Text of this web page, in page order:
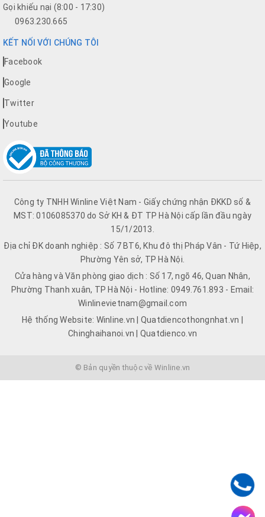
Gọi khiếu nại (8:00 - 17:30)
0963.230.665
KẾT NỐI VỚI CHÚNG TÔI
Facebook
Google
Twitter
Youtube
Công ty TNHH Winline Việt Nam - Giấy chứng nhận ĐKKD số &
MST: 0106085370 do Sở KH & ĐT TP Hà Nội cấp lần đầu ngày
15/1/2013.
Địa chỉ ĐK doanh nghiệp : Số 7 BT6, Khu đô thị Pháp Vân - Tứ Hiệp,
Phường Yên sở, TP Hà Nội.
Cửa hàng và Văn phòng giao dịch : Số 17, ngõ 46, Quan Nhân,
Phường Thanh xuân, TP Hà Nội - Hotline: 0949.761.893 - Email:
Winlinevietnam@gmail.com
Hệ thống Website: Winline.vn | Quatdiencothongnhat.vn |
Chinghaihanoi.vn | Quatdienco.vn
© Bản quyền thuộc về Winline.vn